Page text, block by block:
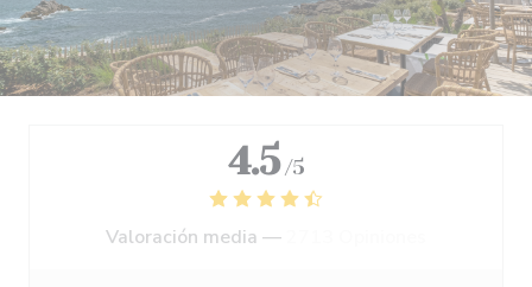
4.5 /5
Valoración media —